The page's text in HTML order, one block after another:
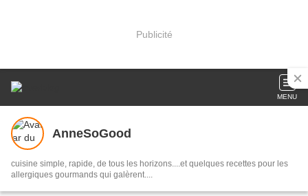
Publicité
MENU
AnneSoGood
cuisine simple, rapide, de tous les horizons....et quelques recettes pour les
allergiques gourmands qui galèrent....